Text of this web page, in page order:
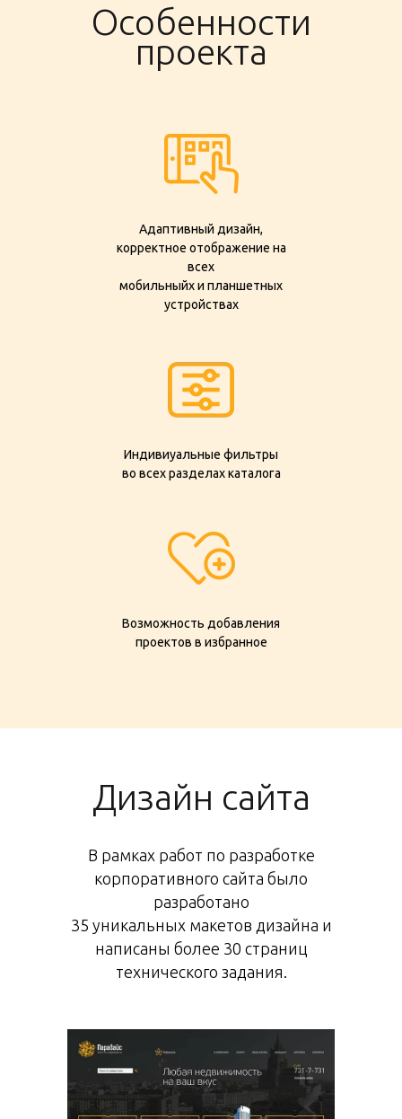
Особенности
проекта
Адаптивный дизайн,
корректное отображение на
всех
мобильныйх и планшетных
устройствах
Индивиуальные фильтры
во всех разделах каталога
Возможность добавления
проектов в избранное
Дизайн сайта
В рамках работ по разработке
корпоративного сайта было
разработано
35 уникальных макетов дизайна и
написаны более 30 страниц
технического задания.